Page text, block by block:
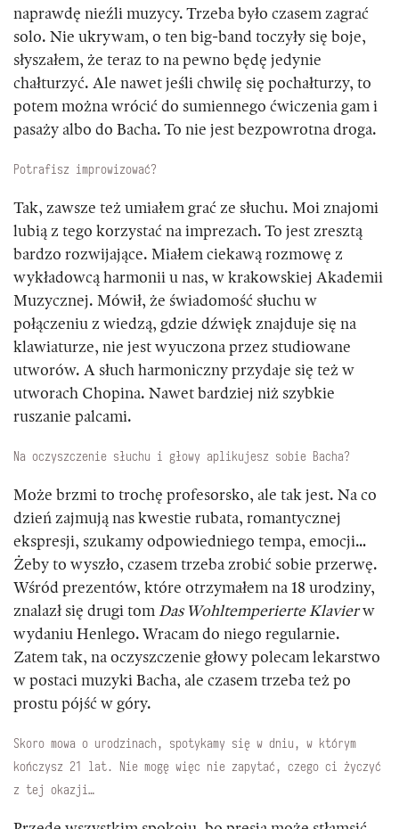
naprawdę nieźli muzycy. Trzeba było czasem zagrać
solo. Nie ukrywam, o ten big-band toczyły się boje,
słyszałem, że teraz to na pewno będę jedynie
chałturzyć. Ale nawet jeśli chwilę się pochałturzy, to
potem można wrócić do sumiennego ćwiczenia gam i
pasaży albo do Bacha. To nie jest bezpowrotna droga.
Potrafisz improwizować?
Tak, zawsze też umiałem grać ze słuchu. Moi znajomi
lubią z tego korzystać na imprezach. To jest zresztą
bardzo rozwijające. Miałem ciekawą rozmowę z
wykładowcą harmonii u nas, w krakowskiej Akademii
Muzycznej. Mówił, że świadomość słuchu w
połączeniu z wiedzą, gdzie dźwięk znajduje się na
klawiaturze, nie jest wyuczona przez studiowane
utworów. A słuch harmoniczny przydaje się też w
utworach Chopina. Nawet bardziej niż szybkie
ruszanie palcami.
Na oczyszczenie słuchu i głowy aplikujesz sobie Bacha?
Może brzmi to trochę profesorsko, ale tak jest. Na co
dzień zajmują nas kwestie rubata, romantycznej
ekspresji, szukamy odpowiedniego tempa, emocji…
Żeby to wyszło, czasem trzeba zrobić sobie przerwę.
Wśród prezentów, które otrzymałem na 18 urodziny,
znalazł się drugi tom Das Wohltemperierte Klavierw
wydaniu Henlego. Wracam do niego regularnie.
Zatem tak, na oczyszczenie głowy polecam lekarstwo
w postaci muzyki Bacha, ale czasem trzeba też po
prostu pójść w góry.
Skoro mowa o urodzinach, spotykamy się w dniu, w którym
kończysz 21 lat. Nie mogę więc nie zapytać, czego ci życzyć
z tej okazji…